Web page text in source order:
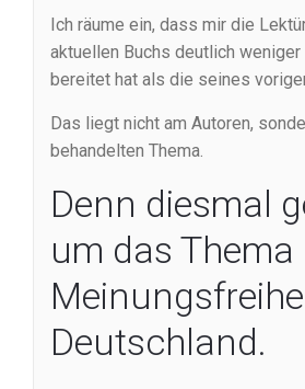
Ich räume ein, dass mir die
aktuellen Buchs deutlich
bereitet hat als die seines
Das liegt nicht am Autoren,
behandelten Thema.
Denn diesmal
um das Thema
Deutschland.